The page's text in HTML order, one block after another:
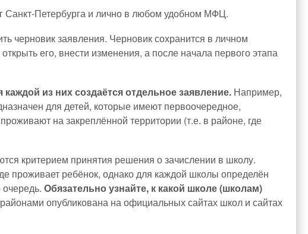
Санкт-Петербурга и лично в любом удобном МФЦ.
черновик заявления. Черновик сохранится в личном
его, внести изменения, а после начала первого этапа
из них создаётсяотдельное заявление.Например,
для детей, которые имеют первоочередное,
на закреплённой территории (т.е. в районе, где
критерием принятия решения о зачислении в школу.
проживает ребёнок, однако для каждой школы определён
Обязательно узнайте, к какой школе (школам)
опубликована на официальных сайтах школ и сайтах